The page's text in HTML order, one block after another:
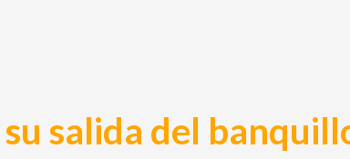
salida del